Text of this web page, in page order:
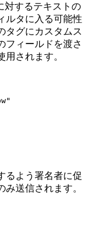
対するテキストの
ルタに入る可能性
タグにカスタムス
フィールドを渡さ
されます。
るよう署名者に促
送信されます。